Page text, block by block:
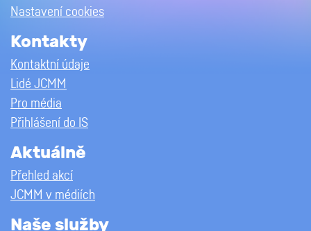
Nastavení cookies
Kontakty
Kontaktní údaje
Lidé JCMM
Pro média
Přihlášení do IS
Aktuálně
Přehled akcí
JCMM v médiích
Naše služby